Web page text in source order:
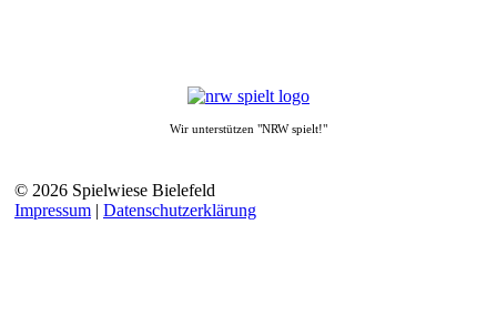
Wir unterstützen "NRW spielt!"
© 2026 Spielwiese Bielefeld
Impressum | Datenschutzerklärung